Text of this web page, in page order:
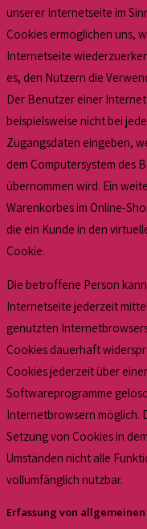
unserer Internetseite im
Cookies ermöglichen uns,
Internetseite
es, den Nutzern die
Der Benutzer einer
beispielsweise nicht bei
Zugangsdaten eingeben,
dem Computersystem des
übernommen wird. Ein
Warenkorbes im Online-
die ein Kunde in den
Cookie.
Die betroffene Person
Internetseite jederzeit
genutzten
Cookies dauerhaft
Cookies jederzeit über
Softwareprogramme
Internetbrowsern möglich.
Setzung von Cookies in
Umständen nicht alle
vollumfänglich nutzbar.
Erfassung von